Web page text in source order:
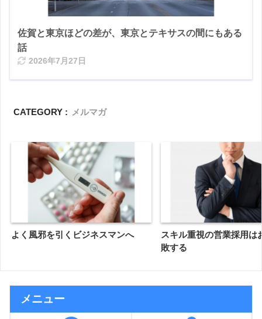
佐賀と東京ほどの差が、東京とテキサスの間にもある
話
2026年7月27日
CATEGORY : メルマガ
よく風邪を引くビジネスマンへ
スキル重視の営業採用は
敗する
メニュー